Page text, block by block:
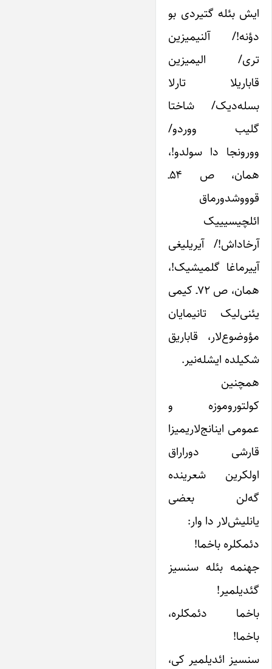
ایش بئله گتیردی بو
دؤنه!/ آلنیمیزین
تری/ الیمیزین
قاباریلا تارلا
بسله‌‌دیک/ شاختا
گلیب ووردو/
وورونجا دا سولدو!،
همان، ص ۵۴ـ
قوووشدورماق
ائلچیسیییک
آرخاداش!/ آیریلیغی
آییرماغا گلمیشیک!،
همان، ص ۷۲ـ کیمی
یئنی‌‌لیک تانیمایان
مؤوضوع‌‌لار، قاباریق
شکیلده ایشله‌‌نیر.
همچنین
کولتوروموزه و
عمومی اینانج‌‌لاریمیزا
قارشی دوراراق
اولکرین شعرینده
گه‌‌لن بعضی
یانلیش‌‌لار دا وار:
دئمکلره باخما!
جهنمه بئله سنسیز
گئدیلمیر!
باخما دئمکلره،
باخما!
سنسیز ائدیلمیر کی،